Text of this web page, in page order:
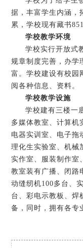
据，丰富学生内涵，
累，学校现有藏书
学校教学环境
学校实行开放式
规章制度完善，办学
富。学校建设有校园
阅各种信息、资料。
学校教学设施
学校建有三楼一
多媒体教室、计算机
电器实训室、电子拖
理化生实验室、机械
实作室、服装制作室
教室装有广播、闭路
动缝纫机100多台、
台、彩电示教板、焊
备，同时，拥有各专